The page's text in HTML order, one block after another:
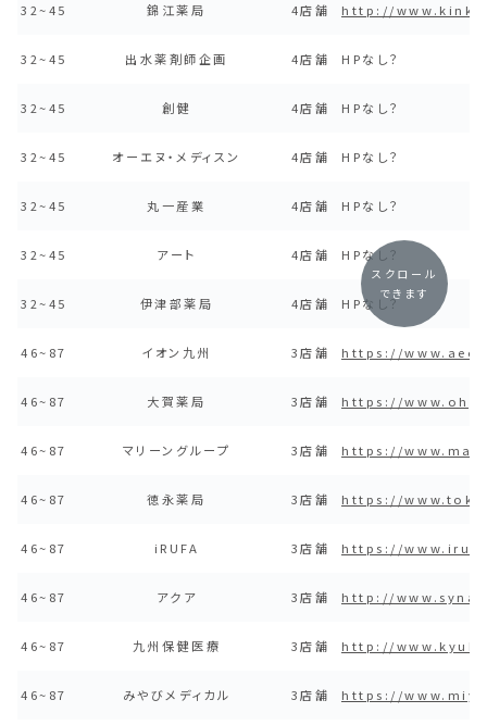
32~45 錦江薬局 4店舗 http://
32~45 出水薬剤師企画 4店舗 HPなし？
32~45 創健 4店舗 HPなし？
32~45 オーエヌ・メディスン 4店舗 HPなし？
32~45 丸一産業 4店舗 HPなし？
32~45 アート 4店舗 HPなし？
32~45 伊津部薬局 4店舗 HPなし？
46~87 イオン九州 3店舗 https://
46~87 大賀薬局 3店舗 https://
46~87 マリーングループ 3店舗 https://
46~87 徳永薬局 3店舗 https://
46~87 iRUFA 3店舗 https://
46~87 アクア 3店舗 http://
46~87 九州保健医療 3店舗 http://
46~87 みやびメディカル 3店舗 https://
スクロール
できます